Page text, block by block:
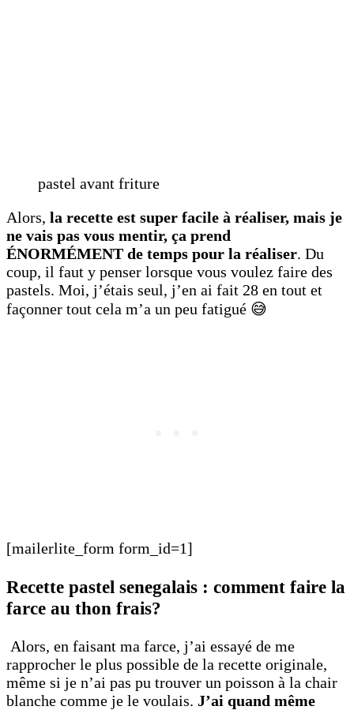
pastel avant friture
Alors, la recette est super facile à réaliser, mais je
ne vais pas vous mentir, ça prend
ÉNORMÉMENT de temps pour la réaliser. Du
coup, il faut y penser lorsque vous voulez faire des
pastels. Moi, j’étais seul, j’en ai fait 28 en tout et
façonner tout cela m’a un peu fatigué 😅
[mailerlite_form form_id=1]
Recette pastel senegalais : comment faire la
farce au thon frais?
Alors, en faisant ma farce, j’ai essayé de me
rapprocher le plus possible de la recette originale,
même si je n’ai pas pu trouver un poisson à la chair
blanche comme je le voulais. J’ai quand même